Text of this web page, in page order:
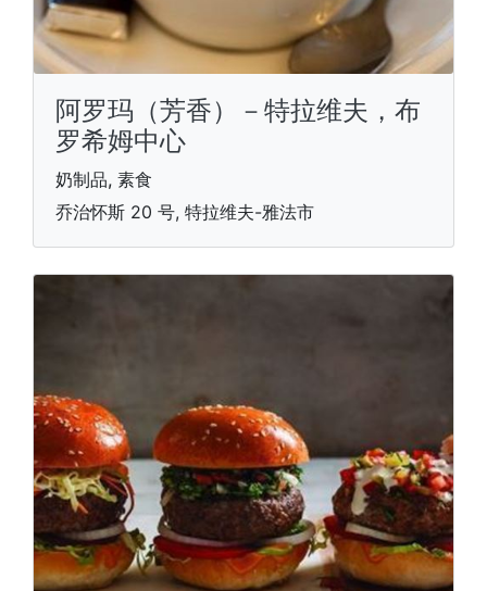
阿罗玛（芳香）－特拉维夫，布
罗希姆中心
奶制品, 素食
乔治怀斯 20 号, 特拉维夫-雅法市